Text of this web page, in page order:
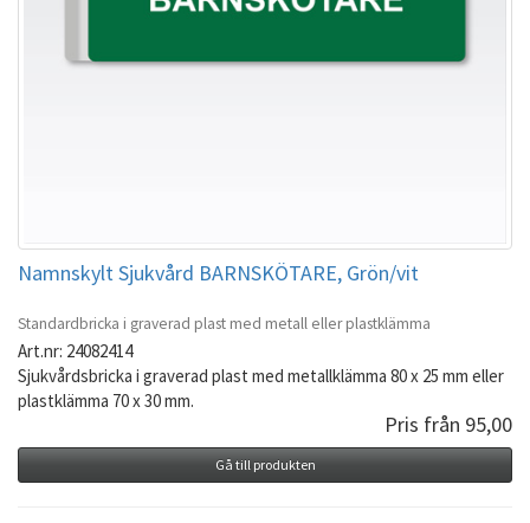
Namnskylt Sjukvård BARNSKÖTARE, Grön/vit
Standardbricka i graverad plast med metall eller plastklämma
Art.nr: 24082414
Sjukvårdsbricka i graverad plast med metallklämma 80 x 25 mm eller
plastklämma 70 x 30 mm.
Pris från 95,00
Gå till produkten